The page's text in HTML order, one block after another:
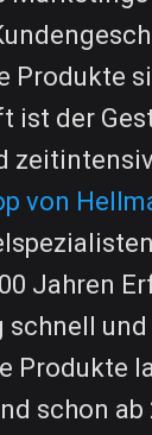
Produkte
ist der
von
Jahren
schnell
Produkte
schon ab